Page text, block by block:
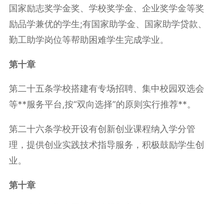
国家励志奖学金奖、学校奖学金、企业奖学金等奖
励品学兼优的学生;有国家助学金、国家助学贷款、
勤工助学岗位等帮助困难学生完成学业。
第十章
第二十五条学校搭建有专场招聘、集中校园双选会
等**服务平台,按“双向选择”的原则实行推荐**。
第二十六条学校开设有创新创业课程纳入学分管
理，提供创业实践技术指导服务，积极鼓励学生创
业。
第十章